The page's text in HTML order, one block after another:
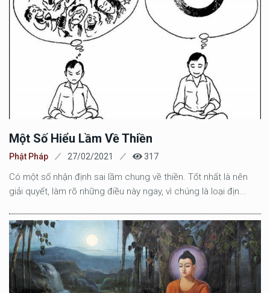
Một Số Hiểu Lầm Về Thiền
Phật Pháp 27/02/2021 317
Có một số nhận định sai lầm chung về thiền. Tốt nhất là nên
giải quyết, làm rõ những điều này ngay, vì chúng là loại địn...